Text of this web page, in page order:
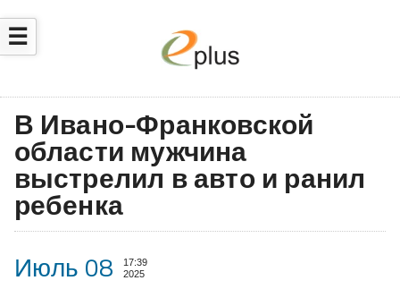
☰
В Ивано-Франковской
области мужчина
выстрелил в авто и ранил
ребенка
Июль 08
17:39
2025